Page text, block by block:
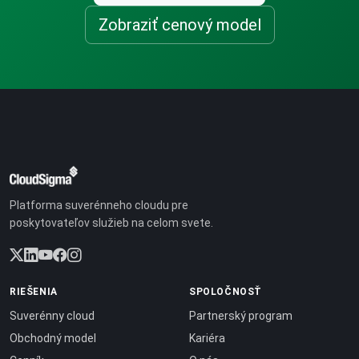
Zobraziť cenový model
Platforma suverénneho cloudu pre
poskytovateľov služieb na celom svete.
RIEŠENIA
Suverénny cloud
Obchodný model
SPOLOČNOSŤ
Partnerský program
Kariéra